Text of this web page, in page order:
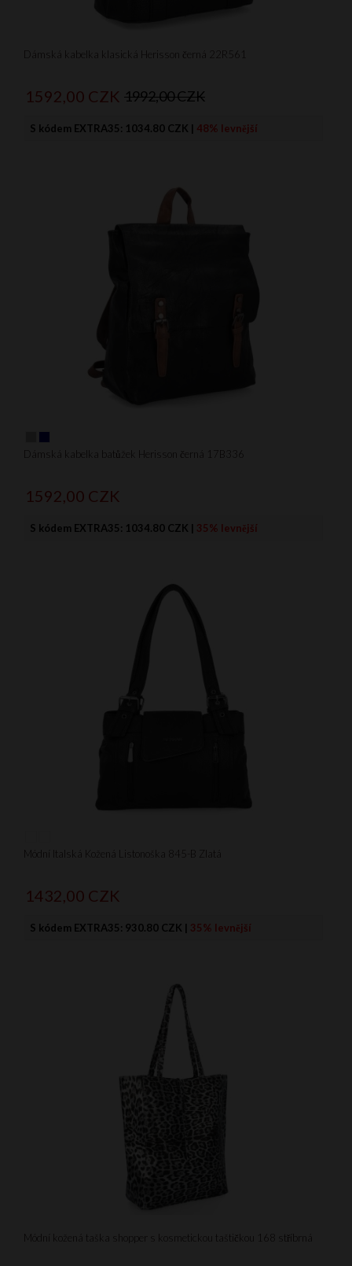
Dámská kabelka klasická Herisson černá 22R561
1592,00 CZK 1992,00 CZK
S kódem EXTRA35: 1034.80 CZK | 48% levnější
Dámská kabelka batůžek Herisson černá 17B336
1592,00 CZK
S kódem EXTRA35: 1034.80 CZK | 35% levnější
Módní Italská Kožená Listonoška 845-B Zlatá
1432,00 CZK
S kódem EXTRA35: 930.80 CZK | 35% levnější
Módní kožená taška shopper s kosmetickou taštičkou 168 stříbrná